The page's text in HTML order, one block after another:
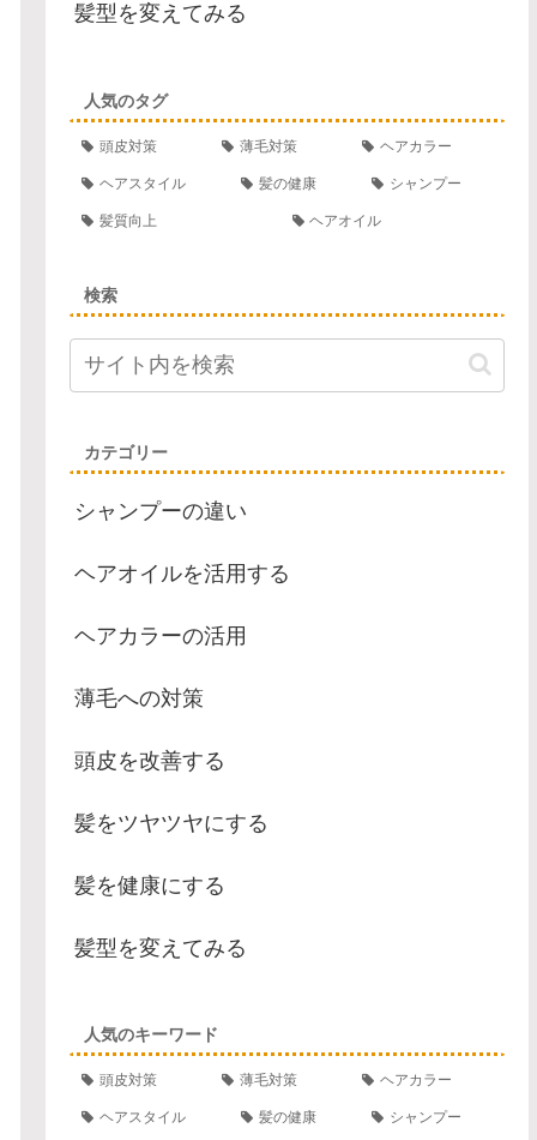
髪型を変えてみる
人気のタグ
頭皮対策 薄毛対策 ヘアカラー
ヘアスタイル 髪の健康 シャンプー
髪質向上 ヘアオイル
検索
カテゴリー
シャンプーの違い
ヘアオイルを活用する
ヘアカラーの活用
薄毛への対策
頭皮を改善する
髪をツヤツヤにする
髪を健康にする
髪型を変えてみる
人気のキーワード
頭皮対策 薄毛対策 ヘアカラー
ヘアスタイル 髪の健康 シャンプー